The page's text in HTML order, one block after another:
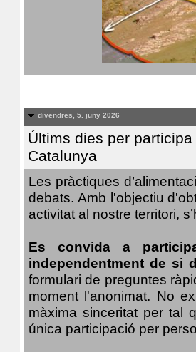
divendres, 5. juny 2026
Últims dies per
Catalunya
Les pràctiques
debats. Amb l'objectiu
activitat al nostre territori,
Es convida a
independentment de si
formulari de preguntes
moment l'anonimat. No
màxima sinceritat per tal
única participació per